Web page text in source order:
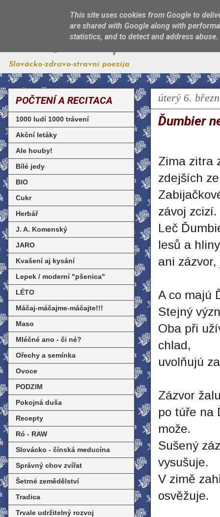
Jest, jak sa patří
Slovácko-zdravo-stravní poezija
úterý 6.
Ďumbier
Zima zitra
zdejších
závoj zcizí.
Leč
lesů a
ani
A co majú
Stejný
Oba při
chlad,
uvolňujú
Zázvor
po túře na
može.
Sušený
vysušuje.
V zimě
osvěžuje.
POČTENÍ A RECITACA
1000 ludí 1000 trávení
Akční letáky
Ale houby!
Bílé jedy
BIO
Cukr
Herbář
J. A. Komenský
JARO
Kvašení aj kysání
Lepek / moderní "pšenica"
LÉTO
Máčaj-máčajme-máčajte!!!
Maso
Mléčné ano - či né?
Ořechy a semínka
Ovoce
PODZIM
Pokojná duša
Recepty
Ró - RAW
Slovácko - čínská meducína
Správný chov zvířat
Šetrné zemědělství
Tradica
Trvale udržitelný rozvoj
This site uses cookies from Google to
are shared with Google along with
statistics, and to detect and address abuse.